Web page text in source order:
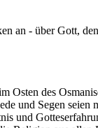
an - über Gott,
des
und Segen
und